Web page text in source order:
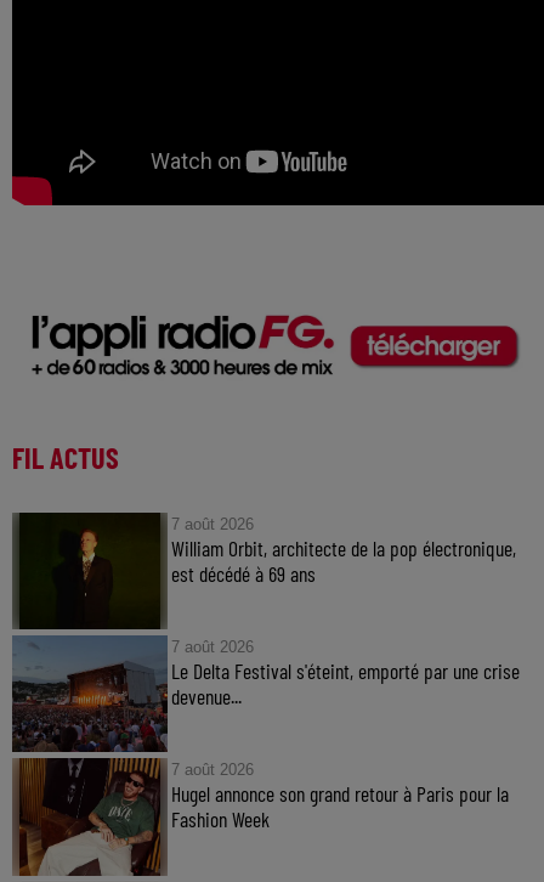
FIL ACTUS
7 août 2026
William Orbit, architecte de la pop électronique,
est décédé à 69 ans
7 août 2026
Le Delta Festival s'éteint, emporté par une crise
devenue...
7 août 2026
Hugel annonce son grand retour à Paris pour la
Fashion Week